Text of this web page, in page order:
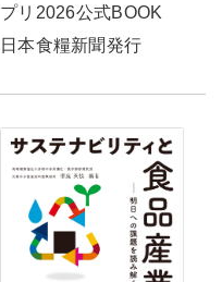
プリ2026公式BOOK
日本食糧新聞発行